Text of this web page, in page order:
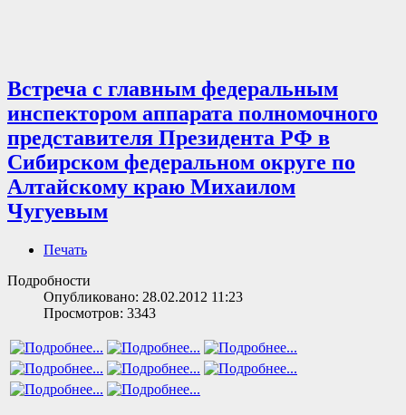
Встреча с главным федеральным
инспектором аппарата полномочного
представителя Президента РФ в
Сибирском федеральном округе по
Алтайскому краю Михаилом
Чугуевым
Печать
Подробности
Опубликовано: 28.02.2012 11:23
Просмотров: 3343